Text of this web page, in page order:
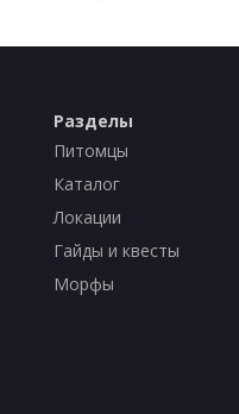
Разделы
Питомцы
Каталог
Локации
Гайды и квесты
Морфы